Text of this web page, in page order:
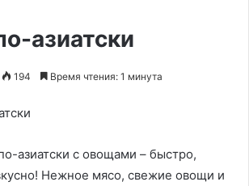
азиатски
194 Время чтения: 1 минута
азиатски с овощами – быстро,
Нежное мясо, свежие овощи и